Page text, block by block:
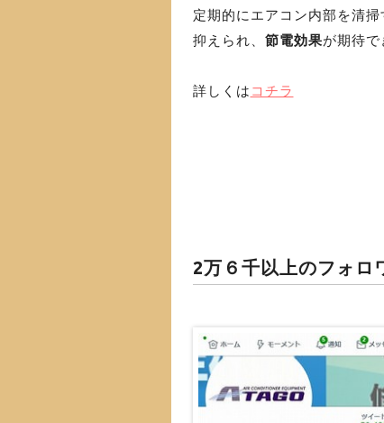
定期的にエアコン内部を清
抑えられ、 節電効果が期待で
詳しくは コチラ
2万６千以上のフォ